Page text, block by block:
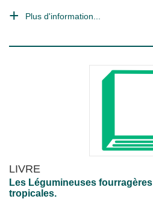
Plus d'information...
LIVRE
Les Légumineuses fourragères
tropicales.